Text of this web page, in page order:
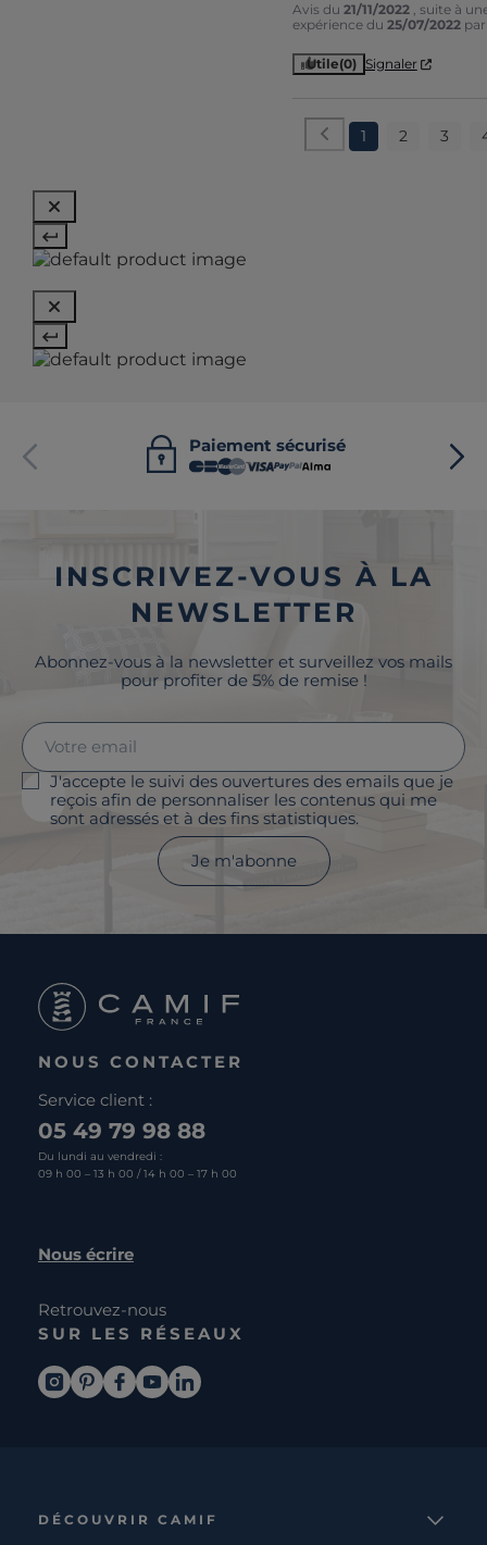
Avis du 21/11/2022 , suite à
expérience du 25/07/2022
Utile(0) Signaler
1 2 3
Paiement sécurisé
INSCRIVEZ-VOUS À LA
NEWSLETTER
Abonnez-vous à la newsletter et surveillez vos mails
pour profiter de 5% de remise !
J'accepte le suivi des ouvertures des emails que je
reçois afin de personnaliser les contenus qui me
sont adressés et à des fins statistiques.
Je m'abonne
NOUS CONTACTER
Service client :
05 49 79 98 88
Du lundi au vendredi :
09 h 00 – 13 h 00 / 14 h 00 – 17 h 00
Nous écrire
Retrouvez-nous
SUR LES RÉSEAUX
DÉCOUVRIR CAMIF